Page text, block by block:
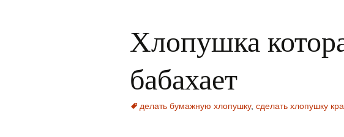
Хлопушка
бабахает
делать бумажную хлопушку, сделать хлопушку